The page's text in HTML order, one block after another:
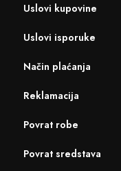
Uslovi kupovine
Uslovi isporuke
Način plaćanja
Reklamacija
Povrat robe
Povrat sredstava